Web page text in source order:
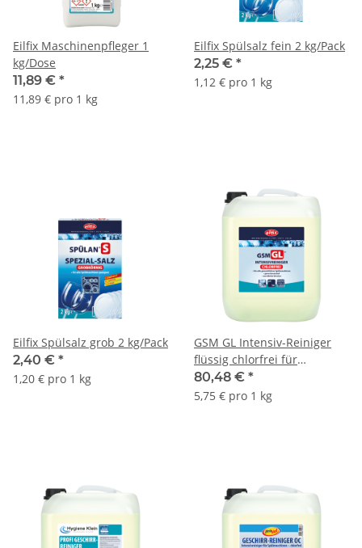
Eilfix Maschinenpfleger 1
kg/Dose
11,89 € *
11,89 € pro 1 kg
Eilfix Spülsalz fein 2 kg/Pack
2,25 € *
1,12 € pro 1 kg
Eilfix Spülsalz grob 2 kg/Pack
2,40 € *
1,20 € pro 1 kg
GSM GL Intensiv-Reiniger
flüssig chlorfrei für
14 kg Kanister
80,48 € *
5,75 € pro 1 kg